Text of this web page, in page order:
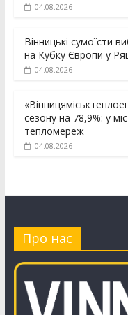
04.08.2026
Вінницькі сумоїсти
на Кубку Європи у
04.08.2026
сезону на 78,9%: у
тепломереж
04.08.2026
Про нас